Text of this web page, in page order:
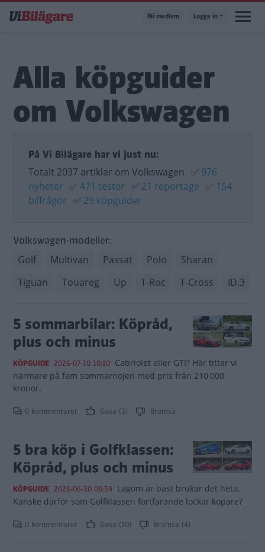
till
Bli medlem Logga in
Alla köpguider
om Volkswagen
På Vi Bilägare har vi just nu:
Totalt 2037 artiklar om Volkswagen ✅ 976
nyheter ✅471 tester ✅ 21 reportage ✅ 154
bilfrågor ✅ 29 köpguider
Volkswagen-modeller:
Golf Multivan Passat Polo
Sharan
Tiguan
Touareg Up T-Roc T-Cross ID.3
5 sommarbilar: Köpråd,
plus och minus
KÖPGUIDE 2026-07-10 10:10 Cabriolet eller GTI? Här tittar vi
närmare på fem sommarnöjen med pris från 210 000
kronor.
0 kommentarer Gasa (3) Bromsa
5 bra köp i Golfklassen:
Köpråd, plus och minus
KÖPGUIDE 2026-06-30 06:59 Lagom är bäst brukar det heta.
Kanske därför som Golfklassen fortfarande lockar köpare?
0 kommentarer Gasa (10) Bromsa (4)